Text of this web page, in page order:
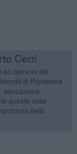
Cerri
ed opinioni del
di Pontedera
educazione
queste cose
dello